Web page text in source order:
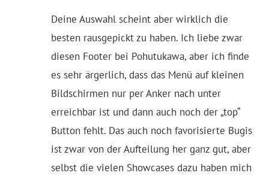
Deine Auswahl scheint aber wirklich die
besten rausgepickt zu haben. Ich liebe zwar
diesen Footer bei Pohutukawa, aber ich finde
es sehr ärgerlich, dass das Menü auf kleinen
Bildschirmen nur per Anker nach unter
erreichbar ist und dann auch noch der „top“
Button fehlt. Das auch noch favorisierte Bugis
ist zwar von der Aufteilung her ganz gut, aber
selbst die vielen Showcases dazu haben mich